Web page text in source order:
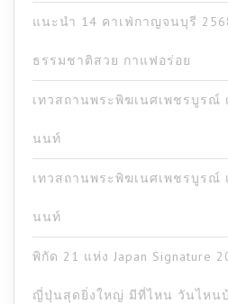
แนะนำ 14 คาเฟ่กาญจนบุรี
ธรรมชาติสวย กาแฟอร่อย
เทวสถานพระพิฆเนศเพชรบูรณ์
นนท์
เทวสถานพระพิฆเนศเพชรบูรณ์
นนท์
พิกัด 21 แห่ง Japan Signature
ญี่ปุ่นสุดยิ่งใหญ่ มีที่ไหน วันไหน